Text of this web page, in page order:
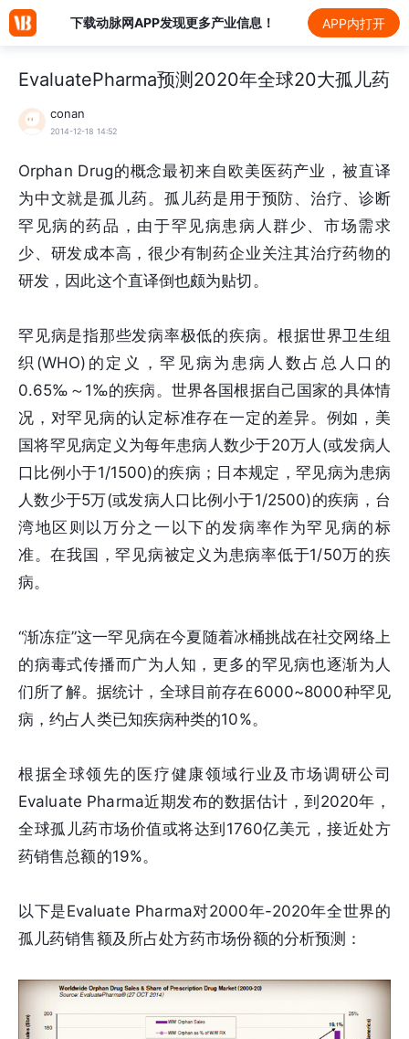
下载动脉网APP发现更多产业信息！ APP内打开
EvaluatePharma预测2020年全球20大孤儿药
conan
2014-12-18 14:52
Orphan Drug的概念最初来自欧美医药产业，被直译
为中文就是孤儿药。孤儿药是用于预防、治疗、诊断
罕见病的药品，由于罕见病患病人群少、市场需求
少、研发成本高，很少有制药企业关注其治疗药物的
研发，因此这个直译倒也颇为贴切。
罕见病是指那些发病率极低的疾病。根据世界卫生组
织(WHO)的定义，罕见病为患病人数占总人口的
0.65‰～1‰的疾病。世界各国根据自己国家的具体情
况，对罕见病的认定标准存在一定的差异。例如，美
国将罕见病定义为每年患病人数少于20万人(或发病人
口比例小于1/1500)的疾病；日本规定，罕见病为患病
人数少于5万(或发病人口比例小于1/2500)的疾病，台
湾地区则以万分之一以下的发病率作为罕见病的标
准。在我国，罕见病被定义为患病率低于1/50万的疾
病。
“渐冻症”这一罕见病在今夏随着冰桶挑战在社交网络上
的病毒式传播而广为人知，更多的罕见病也逐渐为人
们所了解。据统计，全球目前存在6000~8000种罕见
病，约占人类已知疾病种类的10%。
根据全球领先的医疗健康领域行业及市场调研公司
Evaluate Pharma近期发布的数据估计，到2020年，
全球孤儿药市场价值或将达到1760亿美元，接近处方
药销售总额的19%。
以下是Evaluate Pharma对2000年-2020年全世界的
孤儿药销售额及所占处方药市场份额的分析预测：